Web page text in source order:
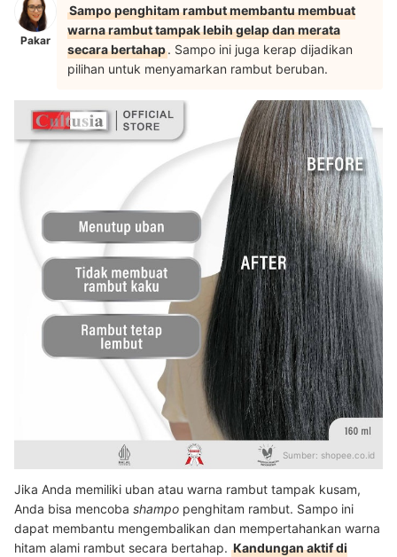
Pakar
Sampo penghitam rambut membantu membuat
warna rambut tampak lebih gelap dan merata
secara bertahap. Sampo ini juga kerap dijadikan
pilihan untuk menyamarkan rambut beruban.
Sumber: shopee.co.id
Jika Anda memiliki uban atau warna rambut tampak kusam,
Anda bisa mencoba shampo penghitam rambut. Sampo ini
dapat membantu mengembalikan dan mempertahankan warna
hitam alami rambut secara bertahap. Kandungan aktif di